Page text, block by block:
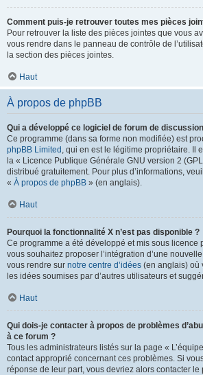
Comment puis-je retrouver toutes mes pièces
Pour retrouver la liste des pièces jointes que vous
vous rendre dans le panneau de contrôle de
la section des pièces jointes.
Haut
À propos de phpBB
Qui a développé ce logiciel de forum de
Ce programme (dans sa forme non modifiée) est
phpBB Limited , qui en est le légitime propriétaire. Il
la « Licence Publique Générale GNU version 2
distribué gratuitement. Pour plus d’informations,
« À propos de phpBB » (en anglais).
Haut
Pourquoi la fonctionnalité X n’est pas disponible ?
Ce programme a été développé et mis sous licence
vous souhaitez proposer l’intégration d’une
vous rendre sur notre centre d’idées (en anglais) où
les idées soumises par d’autres utilisateurs et
Haut
Qui dois-je contacter à propos de problèmes
à ce forum ?
Tous les administrateurs listés sur la page «
contact approprié concernant ces problèmes. Si
réponse de leur part, vous devriez alors contacter